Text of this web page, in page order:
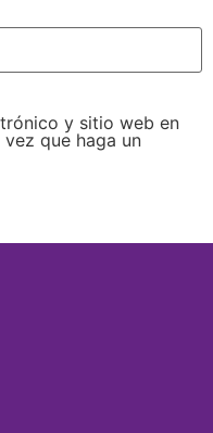
y sitio web en
que haga un